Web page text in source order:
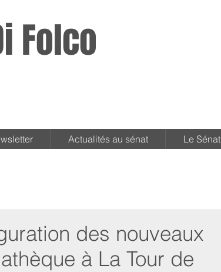
Folco
Actualités au sénat Le Sénat
des nouveaux
à La Tour de